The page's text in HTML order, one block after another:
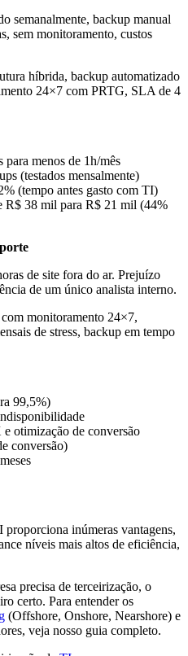
semanalmente, backup manual
sem monitoramento, custos
híbrida, backup automatizado
24×7 com PRTG, SLA de 4
menos de 1h/mês
(testados mensalmente)
(tempo antes gasto com TI)
R$ 38 mil para R$ 21 mil (44%
de site fora do ar. Prejuízo
de um único analista interno.
monitoramento 24×7,
de stress, backup em tempo
99,5%)
otimização de conversão
conversão)
inúmeras vantagens,
níveis mais altos de eficiência,
precisa de terceirização, o
certo. Para entender os
(Offshore, Onshore, Nearshore) e
veja nosso guia completo.